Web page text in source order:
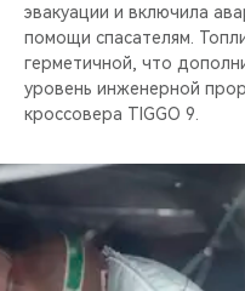
эвакуации и включила
помощи спасателям.
герметичной, что
уровень инженерной
кроссовера TIGGO 9.